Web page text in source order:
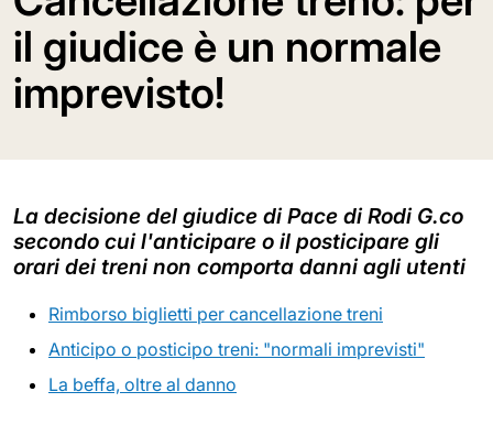
il giudice è un normale
imprevisto!
La decisione del giudice di Pace di Rodi G.co
secondo cui l'anticipare o il posticipare gli
orari dei treni non comporta danni agli utenti
Rimborso biglietti per cancellazione treni
Anticipo o posticipo treni: "normali imprevisti"
La beffa, oltre al danno